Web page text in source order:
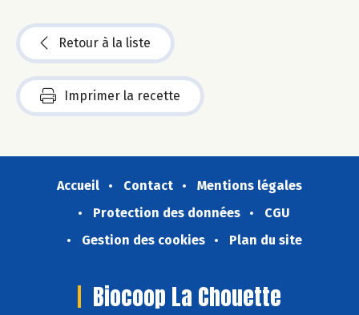
Retour à la liste
Imprimer la recette
Accueil Contact
Mentions légales
Protection des données
CGU
Gestion des cookies
Plan du site
Biocoop La Chouette